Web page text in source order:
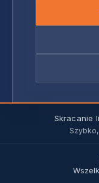
Skracanie